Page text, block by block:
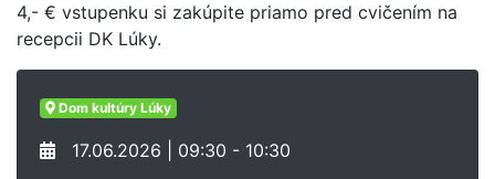
4,- € vstupenku si zakúpite priamo pred cvičením na
recepcii DK Lúky.
Dom kultúry Lúky
17.06.2026 | 09:30 - 10:30